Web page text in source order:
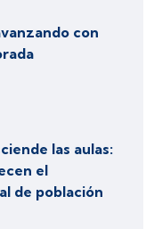
con
las aulas:
el
de población